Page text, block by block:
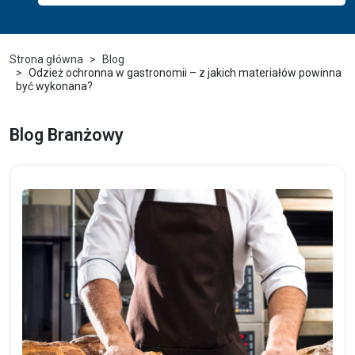
Strona główna
Blog
Odzież ochronna w gastronomii – z jakich materiałów powinna
być wykonana?
Blog Branżowy